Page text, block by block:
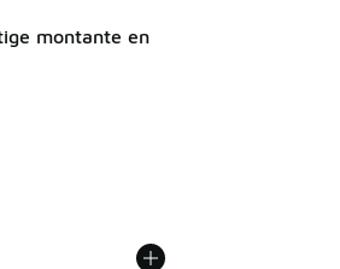
montante en
Le prix est passé de $210.00 à